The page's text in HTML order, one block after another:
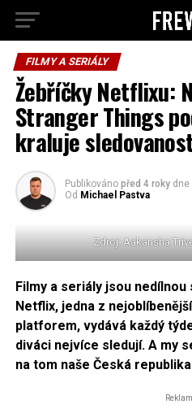
FILMY A SERIÁLY
Žebříčky Netflixu:
Stranger Things
kraluje
Publikováno před 4 roky dne
Od Michael Pastva
Zdroj: Aakansha
Filmy a seriály jsou
Netflix, jedna z
platforem, vydává každý
diváci nejvíce sledují. A my
na tom naše Česká